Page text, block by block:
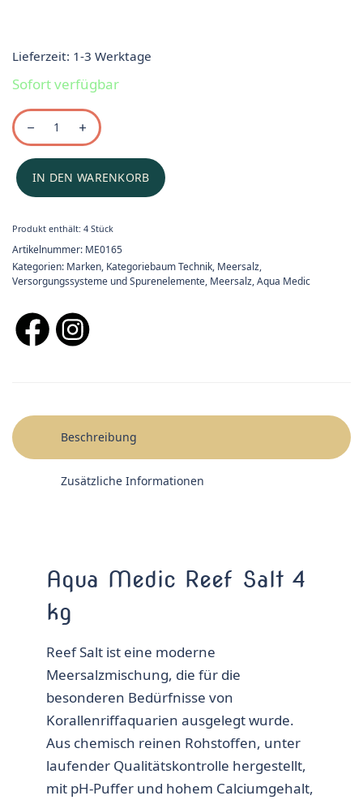
Lieferzeit: 1-3 Werktage
Sofort verfügbar
IN DEN WARENKORB
Produkt enthält: 4Stück
Artikelnummer: ME0165
Kategorien: Marken, Kategoriebaum Technik, Meersalz,
Versorgungssysteme und Spurenelemente, Meersalz,Aqua Medic
Beschreibung
Zusätzliche Informationen
Aqua Medic Reef Salt 4
kg
Reef Salt ist eine moderne
Meersalzmischung, die für die
besonderen Bedürfnisse von
Korallenriffaquarien ausgelegt wurde.
Aus chemisch reinen Rohstoffen, unter
laufender Qualitätskontrolle hergestellt,
mit pH-Puffer und hohem Calciumgehalt,